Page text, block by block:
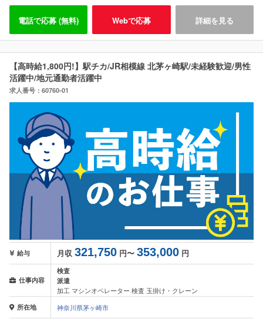
電話で応募 (無料) Webで応募 詳細を見る
【高時給1,800円!】駅チカ/JR相模線 北茅ヶ崎駅/未経験歓迎/男性
活躍中/地元通勤者活躍中
求人番号：60760-01
給与 月収 321,750 円〜 353,000 円
仕事内容
検査
派遣
加工 マシンオペレーター 検査 玉掛け・クレーン
所在地
神奈川県茅ヶ崎市